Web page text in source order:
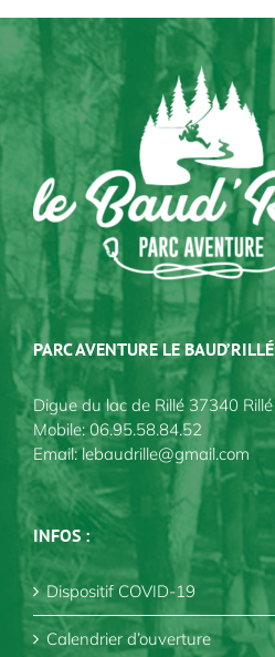
PARC AVENTURE LE BAUD’RILLÉ
Digue du lac de Rillé 37340 Rillé
Mobile:06.95.58.84.52
Email:lebaudrille@gmail.com
INFOS :
Dispositif COVID-19
Calendrier d’ouverture